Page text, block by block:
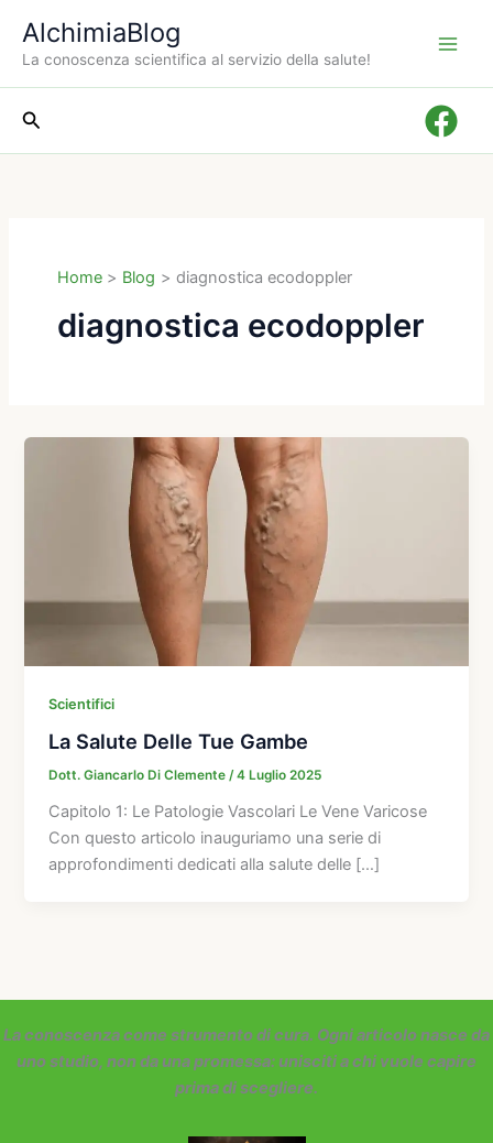
contenuto
AlchimiaBlog
La conoscenza scientifica al servizio della salute!
Cerca
Home Blog diagnostica ecodoppler
diagnostica ecodoppler
Scientifici
La Salute Delle Tue Gambe
Dott. Giancarlo Di Clemente/4 Luglio 2025
Capitolo 1: Le Patologie Vascolari Le Vene Varicose
Con questo articolo inauguriamo una serie di
approfondimenti dedicati alla salute delle […]
La conoscenza come strumento di cura. Ogni articolo nasce da
uno studio, non da una promessa: unisciti a chi vuole capire
prima di scegliere.